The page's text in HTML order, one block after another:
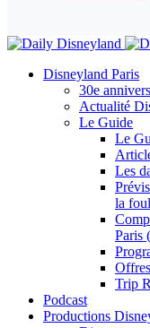
Disneyland Paris
30e
Actualité
Le Guide
Le
Les
la
Paris
Trip
Podcast
Productions